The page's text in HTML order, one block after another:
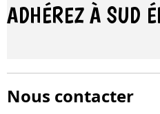
ADHÉREZ À SUD
Nous contacter